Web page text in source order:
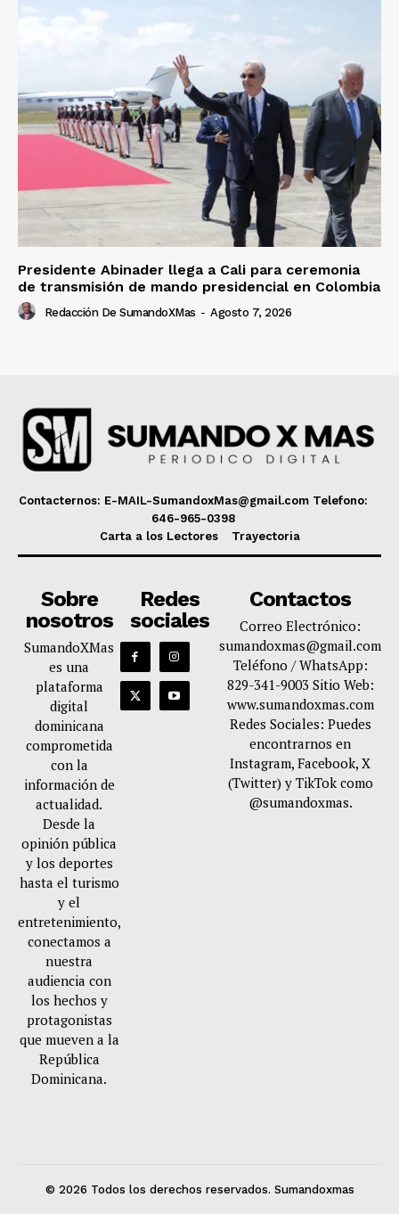
Presidente Abinader llega a Cali para ceremonia
de transmisión de mando presidencial en Colombia
Redacción De SumandoXMas - Agosto 7, 2026
Contacternos: E-MAIL-SumandoxMas@gmail.com Telefono:
646-965-0398
Carta a los Lectores
Trayectoria
Sobre
nosotros
SumandoXMas
es una
plataforma
digital
dominicana
comprometida
con la
información de
actualidad.
Desde la
opinión pública
y los deportes
hasta el turismo
y el
entretenimiento,
conectamos a
nuestra
audiencia con
los hechos y
protagonistas
que mueven a la
República
Dominicana.
Redes
sociales
Contactos
Correo Electrónico:
sumandoxmas@gmail.com
Teléfono / WhatsApp:
829-341-9003 Sitio Web:
www.sumandoxmas.com
Redes Sociales: Puedes
encontrarnos en
Instagram, Facebook, X
(Twitter) y TikTok como
@sumandoxmas.
© 2026 Todos los derechos reservados. Sumandoxmas